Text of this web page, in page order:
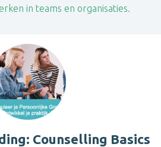
in teams en organisaties.
Counselling Basics